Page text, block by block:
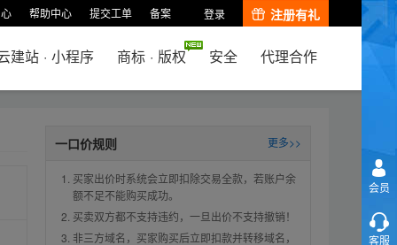
帮助中心 提交工单 备案 登录 注册有礼
建站 · 小程序 商标 · 版权 安全 代理合作
一口价规则 更多>>
买家出价时系统会立即扣除交易全款，若账户余
额不足不能购买成功。
买卖双方都不支持违约，一旦出价不支持撤销！
非三方域名，买家购买后立即扣款并转移域名，
会员
客服